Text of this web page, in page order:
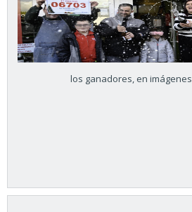
los ganadores, en imágenes